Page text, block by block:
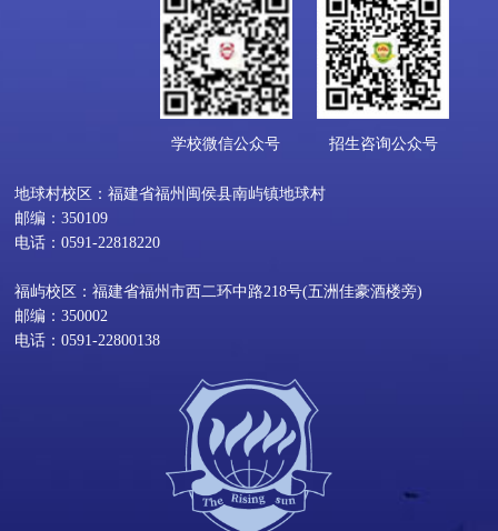
学校微信公众号 招生咨询公众号
地球村校区：福建省福州闽侯县南屿镇地球村
邮编：350109
电话：0591-22818220
福屿校区：福建省福州市西二环中路218号(五洲佳豪酒楼旁)
邮编：350002
电话：0591-22800138